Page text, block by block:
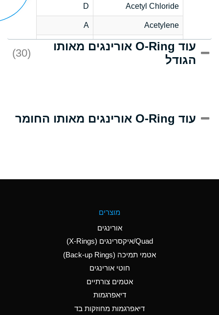
Acetyl Chloride
D
Acetylene
A
Acrlylonitrile
D
Adipic Acid
(Aqueous)
Aluminum Nitrate
(Aqueous)
Aluminum Phosphate
עוד O-Ring אורינגים מאותו
הגודל
(30)
עוד O-Ring אורינגים מאותו החומר
מוצרים
אורינגים
Quad/איקסרינגים (X-Rings)
אטמי תמיכה (Back-up Rings)
חוטי אורינגים
אטמים צורתיים
דיאפרגמות
דיאפרגמות מחוזקות בד